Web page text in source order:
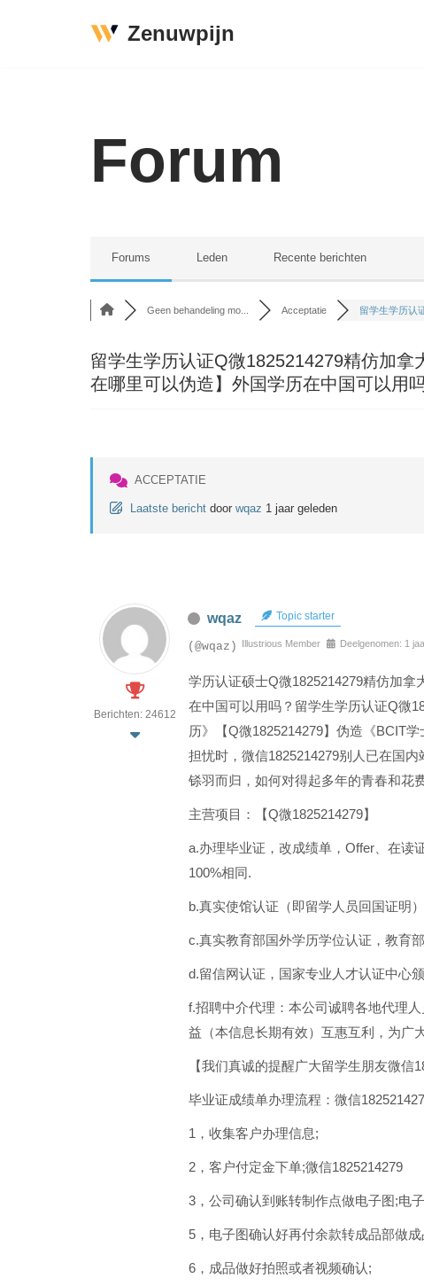
Zenuwpijn
Forum
Forums Leden Recente berichten
Geen behandeling mo... Acceptatie 留学生学历认
留学生学历认证Q微1825214279精仿加
在哪里可以伪造】外国学历在中国可以用
ACCEPTATIE
Laatste bericht door wqaz 1 jaar geleden
Berichten: 24612
wqaz Topic starter
(@wqaz) Illustrious Member Deelgenomen: 1
学历认证硕士Q微1825214279精仿加
在中国可以用吗？留学生学历认证Q微
历》【Q微1825214279】伪造《BCIT
担忧时，微信1825214279别人已在国
铩羽而归，如何对得起多年的青春和花
主营项目：【Q微1825214279】
a.办理毕业证，改成绩单，Offer、在读
100%相同.
b.真实使馆认证（即留学人员回国证明
c.真实教育部国外学历学位认证，教育
d.留信网认证，国家专业人才认证中心
f.招聘中介代理：本公司诚聘各地代理
益（本信息长期有效）互惠互利，为广
【我们真诚的提醒广大留学生朋友微信
毕业证成绩单办理流程：微信
1，收集客户办理信息;
2，客户付定金下单;微信1825214279
3，公司确认到账转制作点做电子图;电
5，电子图确认好再付余款转成品部做成
6，成品做好拍照或者视频确认;